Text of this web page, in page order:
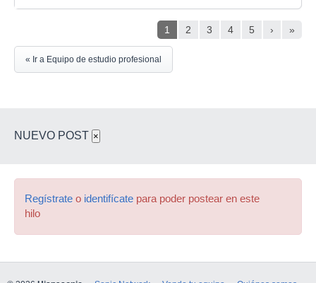
1 2 3 4 5 › »
« Ir a Equipo de estudio profesional
NUEVO POST ×
Regístrate o identifícate para poder postear en este
hilo